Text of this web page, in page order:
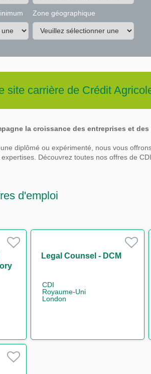
Zone géographique
site carrière de Crédit
la croissance des entreprises et
diplômé ou expérimenté, nous vous
Découvrez toutes nos offres de
d'emploi
Legal Counsel - DCM
CDI
Royaume-Uni
London